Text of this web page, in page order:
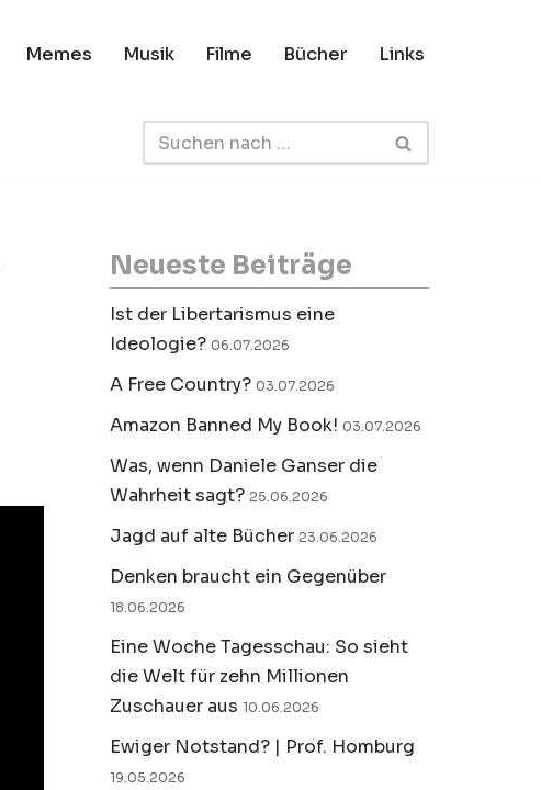
Memes Musik Filme Bücher Links
Neueste Beiträge
Ist der Libertarismus eine
Ideologie? 06.07.2026
A Free Country? 03.07.2026
Amazon Banned My Book! 03.07.2026
Was, wenn Daniele Ganser die
Wahrheit sagt? 25.06.2026
Jagd auf alte Bücher 23.06.2026
Denken braucht ein Gegenüber
18.06.2026
Eine Woche Tagesschau: So sieht
die Welt für zehn Millionen
Zuschauer aus 10.06.2026
Ewiger Notstand? | Prof. Homburg
19.05.2026